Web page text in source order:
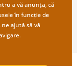
a vă anunța, că
în funcție de
ajută să vă